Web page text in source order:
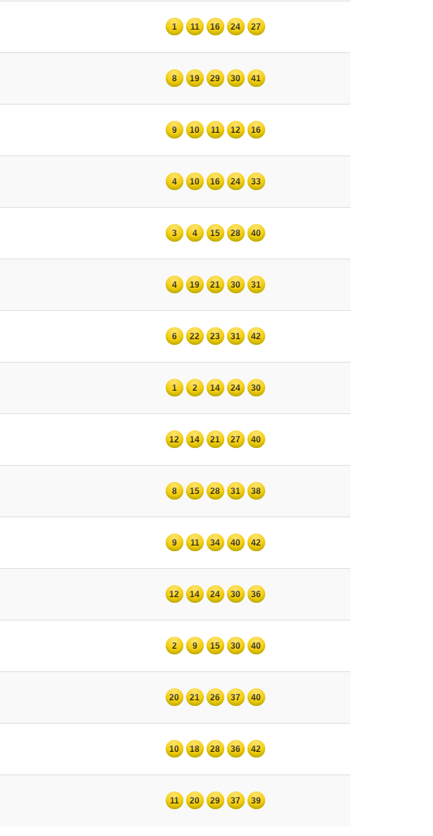
1 11 16 24 27
8 19 29 30 41
9 10 11 12 16
4 10 16 24 33
3 4 15 28 40
4 19 21 30 31
6 22 23 31 42
1 2 14 24 30
12 14 21 27 40
8 15 28 31 38
9 11 34 40 42
12 14 24 30 36
2 9 15 30 40
20 21 26 37 40
10 18 28 36 42
11 20 29 37 39